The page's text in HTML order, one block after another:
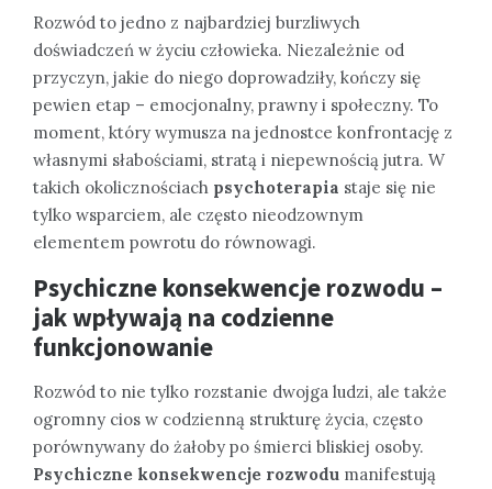
Rozwód to jedno z najbardziej burzliwych
doświadczeń w życiu człowieka. Niezależnie od
przyczyn, jakie do niego doprowadziły, kończy się
pewien etap – emocjonalny, prawny i społeczny. To
moment, który wymusza na jednostce konfrontację z
własnymi słabościami, stratą i niepewnością jutra. W
takich okolicznościach psychoterapia staje się nie
tylko wsparciem, ale często nieodzownym
elementem powrotu do równowagi.
Psychiczne konsekwencje rozwodu –
jak wpływają na codzienne
funkcjonowanie
Rozwód to nie tylko rozstanie dwojga ludzi, ale także
ogromny cios w codzienną strukturę życia, często
porównywany do żałoby po śmierci bliskiej osoby.
Psychiczne konsekwencje rozwodu manifestują